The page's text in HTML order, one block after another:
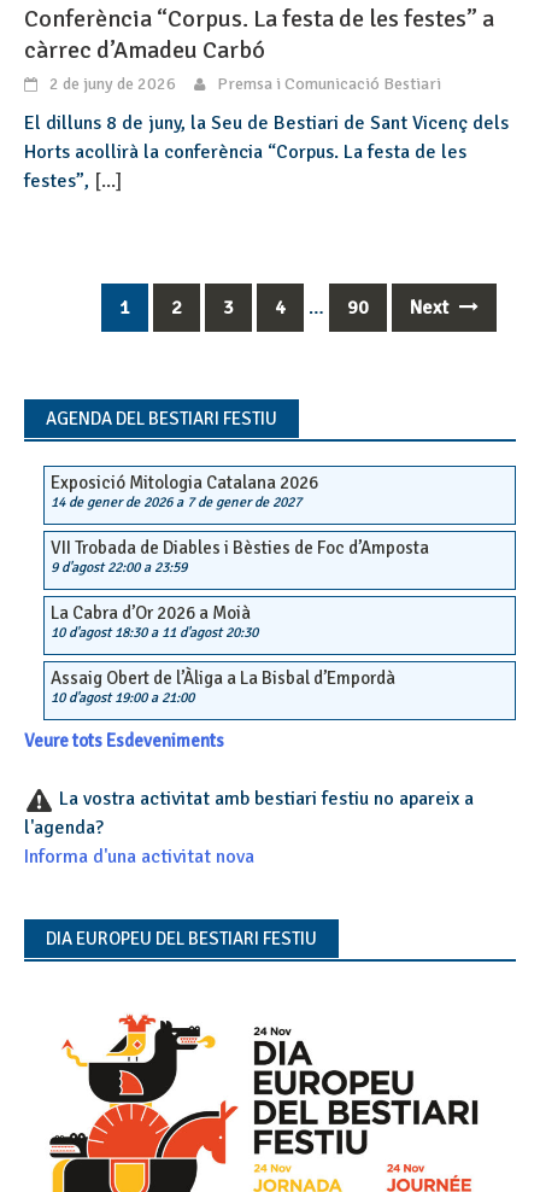
Conferència “Corpus. La festa de les festes” a
càrrec d’Amadeu Carbó
2 de juny de 2026 Premsa i Comunicació Bestiari
El dilluns 8 de juny, la Seu de Bestiari de Sant Vicenç dels
Horts acollirà la conferència “Corpus. La festa de les
festes”, [...]
1 2 3 4 … 90 Next
AGENDA DEL BESTIARI FESTIU
Exposició Mitologia Catalana 2026
14 de gener de 2026a 7 de gener de 2027
VII Trobada de Diables i Bèsties de Foc d’Amposta
9 d'agost 22:00a 23:59
La Cabra d’Or 2026 a Moià
10 d'agost 18:30a 11 d'agost 20:30
Assaig Obert de l’Àliga a La Bisbal d’Empordà
10 d'agost 19:00a 21:00
Veure tots Esdeveniments
La vostra activitat amb bestiari festiu no apareix a
l'agenda?
Informa d'una activitat nova
DIA EUROPEU DEL BESTIARI FESTIU